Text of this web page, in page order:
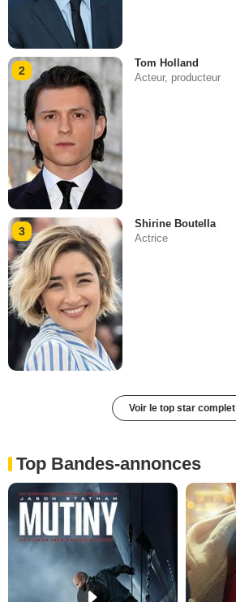
2
Tom Holland
Acteur, producteur
3
Shirine Boutella
Actrice
Voir le top star complet
Top Bandes-annonces